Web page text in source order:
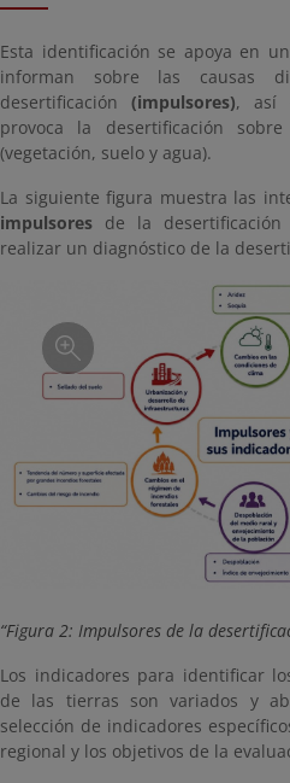
Esta identificación se apoya en
informan sobre las causas
desertificación(impulsores), así
provoca la desertificación
(vegetación, suelo y agua).
La siguiente figura muestra las
impulsores de la
realizar un diagnóstico de la
Figura 2: Impulsores de la
Los indicadores para identificar
de las tierras son variados y
selección de indicadores
regional y los objetivos de la